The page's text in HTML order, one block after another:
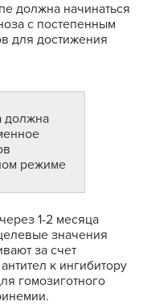
должна начинаться
с постепенным
для достижения
должна
режиме
1-2 месяца
значения
за счет
к ингибитору
гомозиготного